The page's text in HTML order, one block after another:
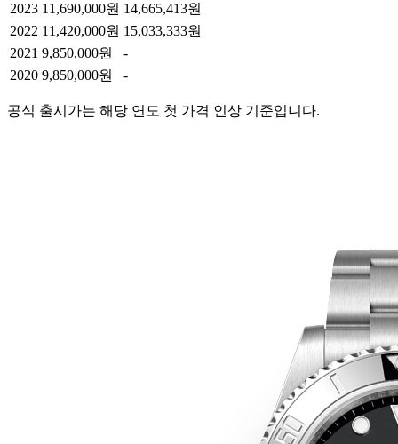
2023 11,690,000원 14,665,413원
2022 11,420,000원 15,033,333원
2021 9,850,000원
-
2020 9,850,000원 -
공식 출시가는 해당 연도 첫 가격 인상 기준입니다.